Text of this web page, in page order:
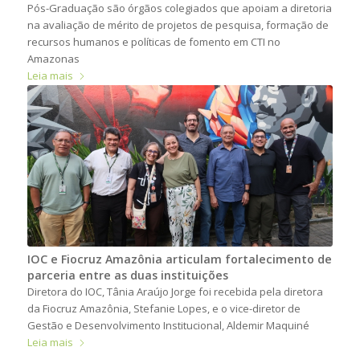
Pós-Graduação são órgãos colegiados que apoiam a diretoria
na avaliação de mérito de projetos de pesquisa, formação de
recursos humanos e políticas de fomento em CTI no
Amazonas
Leia mais
IOC e Fiocruz Amazônia articulam fortalecimento de
parceria entre as duas instituições
Diretora do IOC, Tânia Araújo Jorge foi recebida pela diretora
da Fiocruz Amazônia, Stefanie Lopes, e o vice-diretor de
Gestão e Desenvolvimento Institucional, Aldemir Maquiné
Leia mais